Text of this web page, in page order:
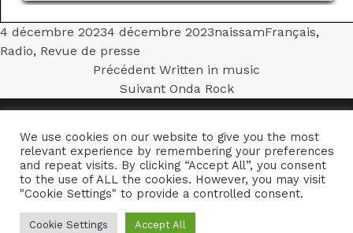
Publié
le
4 décembre 20234 décembre 2023Auteur
naissamCatégories
Français,
Radio, Revue de presse
Navigation
de
l’article
Précédent Article
précédent :
Written in music
Suivant Article
Onda Rock
ACCUEIL ENSEMBLES CONCERTS VIDÉOS DISQUES
PARCOURS PRESSE TRIBUNE LIBRE CONTACTS
Naïssam Jalal - Flûtiste, Vocaliste, Compositrice
We use cookies on our website to give you the most
relevant experience by remembering your preferences
and repeat visits. By clicking “Accept All”, you consent
to the use of ALL the cookies. However, you may visit
"Cookie Settings" to provide a controlled consent.
Cookie Settings Accept All